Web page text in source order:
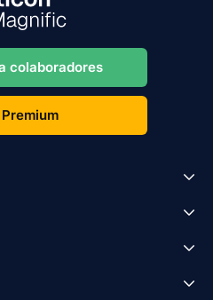
colaboradores